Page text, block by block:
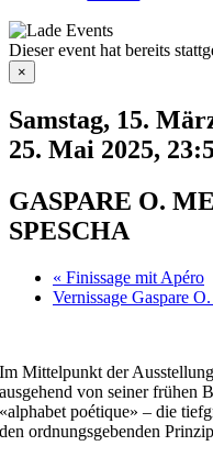
Dieser event hat bereits
×
Samstag, 15.
25. Mai 2025,
GASPARE O.
SPESCHA
« Finissage mit Apéro
Vernissage Gaspare
Im Mittelpunkt der
ausgehend von seiner frühen
«alphabet poétique» – die
den ordnungsgebenden